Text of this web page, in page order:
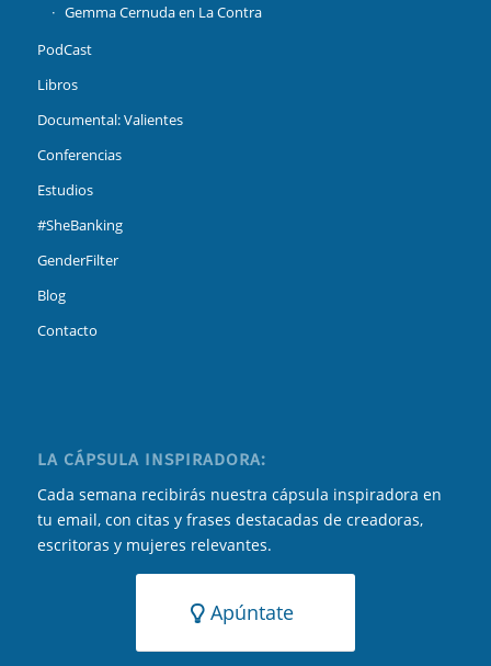
Gemma Cernuda en La Contra
PodCast
Libros
Documental: Valientes
Conferencias
Estudios
#SheBanking
GenderFilter
Blog
Contacto
LA CÁPSULA INSPIRADORA:
Cada semana recibirás nuestra cápsula inspiradora en
tu email, con citas y frases destacadas de creadoras,
escritoras y mujeres relevantes.
Apúntate